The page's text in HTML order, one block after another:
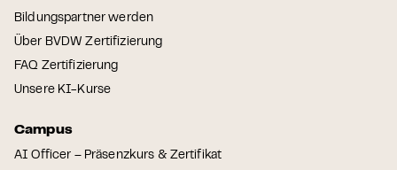
Bildungspartner werden
Über BVDW Zertifizierung
FAQ Zertifizierung
Unsere KI-Kurse
Campus
AI Officer – Präsenzkurs & Zertifikat